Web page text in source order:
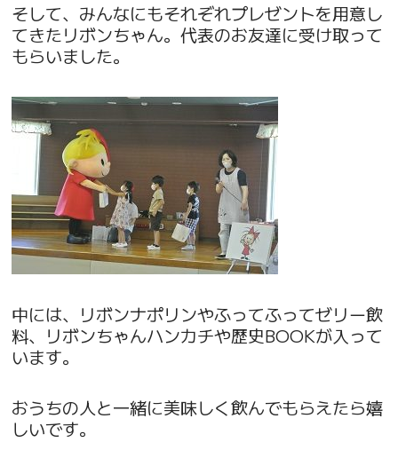
そして、みんなにもそれぞれプレゼントを用意し
てきたリボンちゃん。代表のお友達に受け取って
もらいました。
中には、リボンナポリンやふってふってゼリー飲
料、リボンちゃんハンカチや歴史BOOKが入って
います。
おうちの人と一緒に美味しく飲んでもらえたら嬉
しいです。